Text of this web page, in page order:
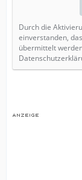
Durch die
einverstanden,
übermittelt